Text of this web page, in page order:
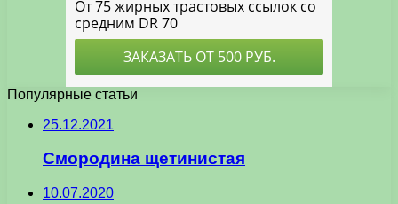
Популярные статьи
25.12.2021
Смородина щетинистая
10.07.2020